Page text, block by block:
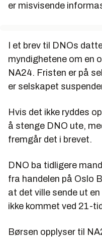
er misvisende
I et brev til DNOs
myndighetene om en
NA24. Fristen er på
er selskapet
Hvis det ikke ryddes
å stenge DNO ute,
fremgår det i brevet.
DNO ba tidligere
fra handelen på Oslo
at det ville sende ut
ikke kommet ved 21-
Børsen opplyser til